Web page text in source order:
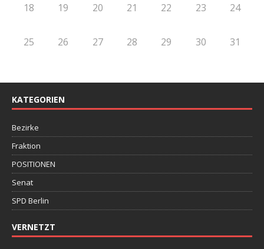
18 19 20 21 22 23 24
25 26 27 28 29 30 31
KATEGORIEN
Bezirke
Fraktion
POSITIONEN
Senat
SPD Berlin
VERNETZT